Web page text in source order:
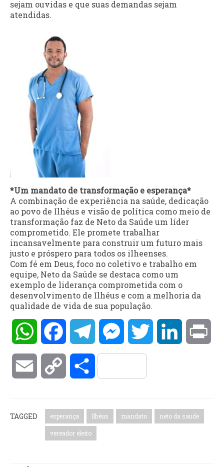
sejam ouvidas e que suas demandas sejam
atendidas.
*Um mandato de transformação e esperança*
A combinação de experiência na saúde, dedicação
ao povo de Ilhéus e visão de política como meio de
transformação faz de Neto da Saúde um líder
comprometido. Ele promete trabalhar
incansavelmente para construir um futuro mais
justo e próspero para todos os ilheenses.
Com fé em Deus, foco no coletivo e trabalho em
equipe, Neto da Saúde se destaca como um
exemplo de liderança comprometida com o
desenvolvimento de Ilhéus e com a melhoria da
qualidade de vida de sua população.
WhatsAppFacebookTelegramMessengerTwitter LinkedIn
Email Copy Compartilhar
TAGGED esperança Ilhéus mandato neto da saude
vereador eleito